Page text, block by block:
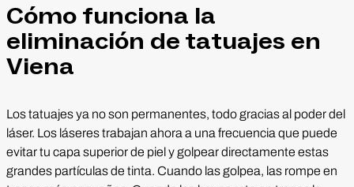
Cómo funciona la
eliminación de tatuajes en
Viena
Los tatuajes ya no son permanentes, todo gracias al poder del
láser. Los láseres trabajan ahora a una frecuencia que puede
evitar tu capa superior de piel y golpear directamente estas
grandes partículas de tinta. Cuando las golpea, las rompe en